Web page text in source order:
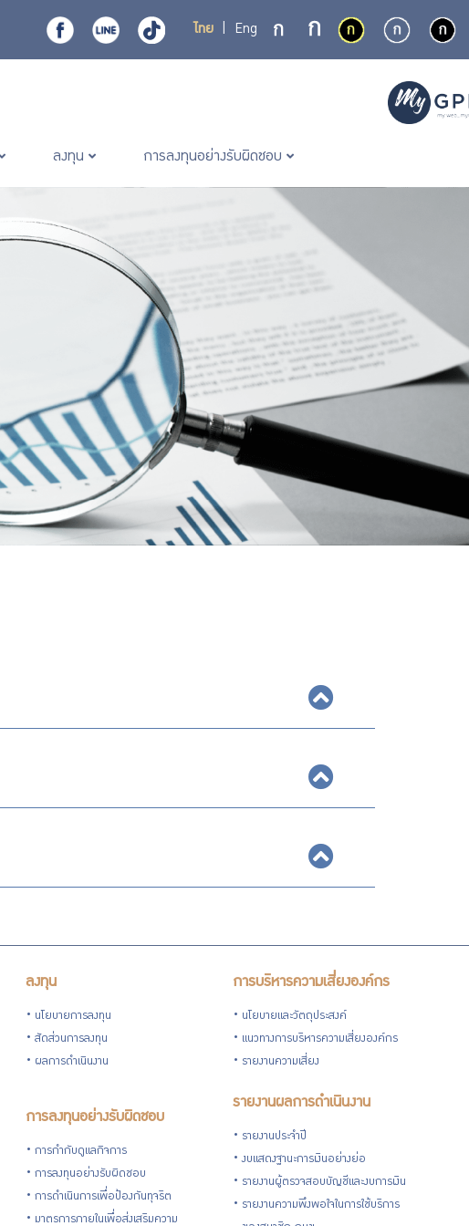
ไทย Eng
ลงทุน การลงทุนอย่างรับผิดชอบ
ลงทุน
นโยบายการลงทุน
สัดส่วนการลงทุน
ผลการดำเนินงาน
การลงทุนอย่างรับผิดชอบ
การกำกับดูแลกิจการ
การลงทุนอย่างรับผิดชอบ
การดำเนินการเพื่อป้องกันทุจริต
มาตรการภายในเพื่อส่งเสริมความ
การบริหารความเสี่ยงองค์กร
นโยบายและวัตถุประสงค์
แนวทางการบริหารความเสี่ยงองค์กร
รายงานความเสี่ยง
รายงานผลการดำเนินงาน
รายงานประจำปี
งบแสดงฐานะการเงินอย่างย่อ
รายงานผู้ตรวจสอบบัญชีและงบการเงิน
รายงานความพึงพอใจในการใช้บริการ